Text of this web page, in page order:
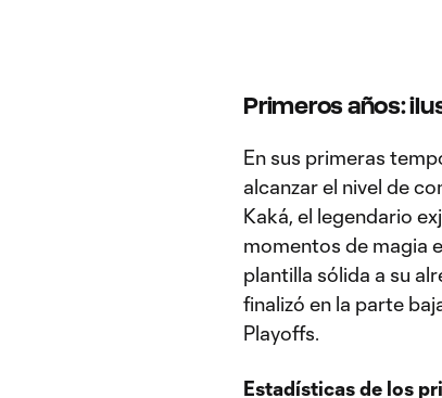
Primeros años:
En sus primeras
alcanzar el nivel de
Kaká, el legendario
momentos de magia
plantilla sólida a su
finalizó en la parte
Playoffs.
Estadísticas de los